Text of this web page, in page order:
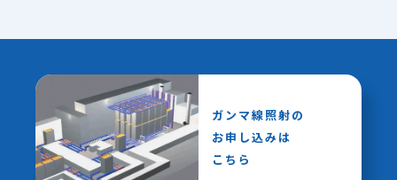
ガンマ線照射の
お申し込みは
こちら